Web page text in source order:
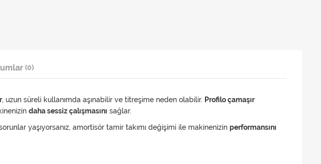
(0)
, uzun süreli kullanımda aşınabilir ve titreşime neden olabilir. Profilo çamaşır
daha sessiz çalışmasını sağlar.
yaşıyorsanız, amortisör tamir takımı değişimi ile makinenizin performansını